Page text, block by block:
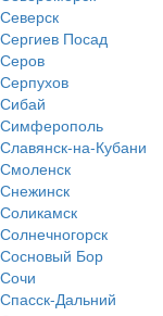
Северск
Сергиев Посад
Серов
Серпухов
Сибай
Симферополь
Славянск-на-Кубани
Смоленск
Снежинск
Соликамск
Солнечногорск
Сосновый Бор
Сочи
Спасск-Дальний